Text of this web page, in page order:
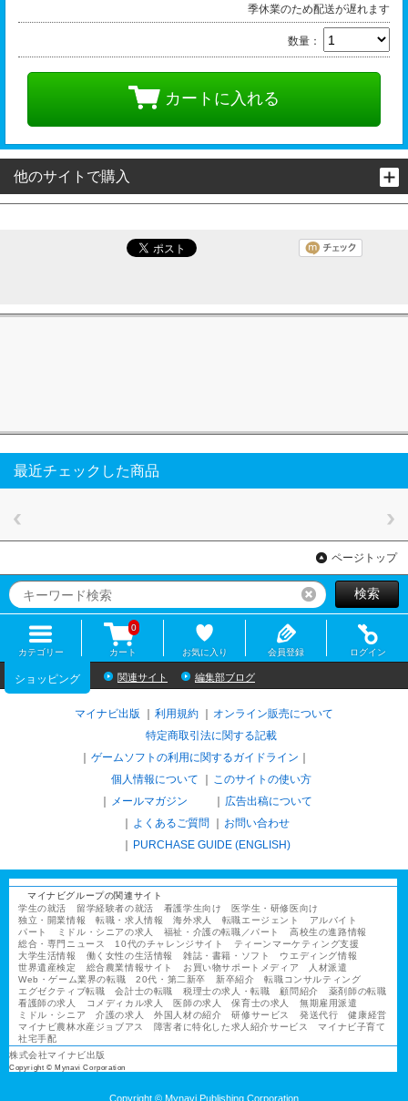
季休業のため配送が遅れます
数量：
カートに入れる
他のサイトで購入
最近チェックした商品
ページトップ
リセット検索
カテゴリー カート
0
お気に入り 会員登録 ログイン
ショッピング 関連サイト 編集部ブログ
マイナビ出版 利用規約
オンライン販売について
特定商取引法に関する記載
ゲームソフトの利用に関するガイドライン
個人情報について
このサイトの使い方
メールマガジン
広告出稿について
よくあるご質問
お問い合わせ
PURCHASE GUIDE (ENGLISH)
マイナビグループの関連サイト
学生の就活
留学経験者の就活 看護学生向け
医学生・研修医向け
独立・開業情報
転職・求人情報 海外求人 転職エージェント
アルバイト
パート
ミドル・シニアの求人 福祉・介護の転職／パート
高校生の進路情報
総合・専門ニュース
10代のチャレンジサイト
ティーンマーケティング支援
大学生活情報
働く女性の生活情報 雑誌・書籍・ソフト
ウエディング情報
世界遺産検定
総合農業情報サイト お買い物サポートメディア
人材派遣
Web・ゲーム業界の転職
20代・第二新卒 新卒紹介
転職コンサルティング
エグゼクティブ転職
会計士の転職 税理士の求人・転職 顧問紹介
薬剤師の転職
看護師の求人
コメディカル求人 医師の求人 保育士の求人
無期雇用派遣
ミドル・シニア
介護の求人 外国人材の紹介 研修サービス 発送代行
健康経営
マイナビ農林水産ジョブアス
障害者に特化した求人紹介サービス
マイナビ子育て
社宅手配
株式会社マイナビ出版
Copyright © Mynavi Corporation
Copyright © Mynavi Publishing Corporation